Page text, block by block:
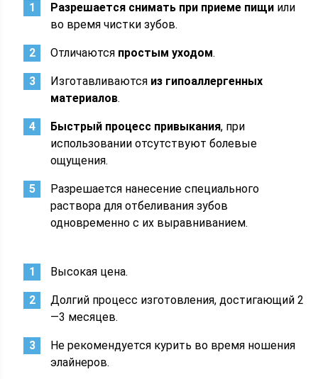
Разрешается снимать при приеме пищи или
во время чистки зубов.
Отличаются простым уходом.
Изготавливаются из гипоаллергенных
материалов.
Быстрый процесс привыкания, при
использовании отсутствуют болевые
ощущения.
Разрешается нанесение специального
раствора для отбеливания зубов
одновременно с их выравниванием.
Высокая цена.
Долгий процесс изготовления, достигающий 2
—3 месяцев.
Не рекомендуется курить во время ношения
элайнеров.